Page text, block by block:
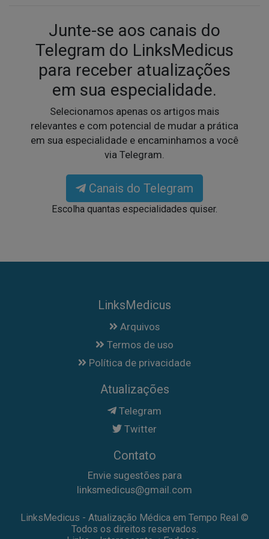
Junte-se aos canais do
Telegram do LinksMedicus
para receber atualizações
em sua especialidade.
Selecionamos apenas os artigos mais
relevantes e com potencial de mudar a prática
em sua especialidade e encaminhamos a você
via Telegram.
Canais do Telegram
Escolha quantas especialidades quiser.
LinksMedicus
Arquivos
Termos de uso
Política de privacidade
Atualizações
Telegram
Twitter
Contato
Envie sugestões para
linksmedicus@gmail.com
LinksMedicus - Atualização Médica em Tempo Real ©
Todos os direitos reservados.